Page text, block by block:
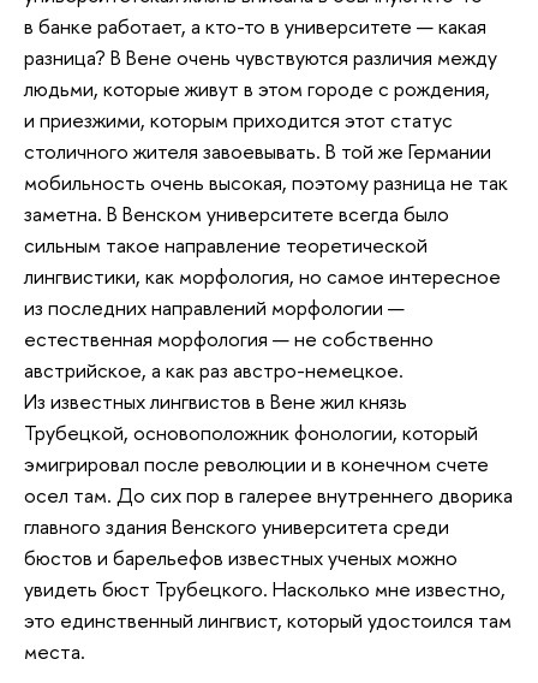
в банке работает, а кто-то в университете — какая
разница? В Вене очень чувствуются различия между
людьми, которые живут в этом городе с рождения,
и приезжими, которым приходится этот статус
столичного жителя завоевывать. В той же Германии
мобильность очень высокая, поэтому разница не так
заметна. В Венском университете всегда было
сильным такое направление теоретической
лингвистики, как морфология, но самое интересное
из последних направлений морфологии —
естественная морфология — не собственно
австрийское, а как раз австро-немецкое.
Из известных лингвистов в Вене жил князь
Трубецкой, основоположник фонологии, который
эмигрировал после революции и в конечном счете
осел там. До сих пор в галерее внутреннего дворика
главного здания Венского университета среди
бюстов и барельефов известных ученых можно
увидеть бюст Трубецкого. Насколько мне известно,
это единственный лингвист, который удостоился там
места.